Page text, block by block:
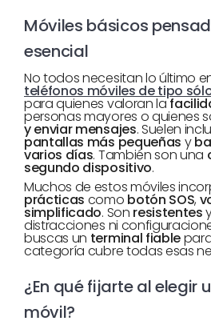
Móviles básicos
esencial
No todos necesitan lo último
teléfonos móviles de tipo
para quienes valoran la
personas mayores o quienes
y enviar mensajes. Suelen
pantallas más pequeñas y
varios días. También son una
segundo dispositivo.
Muchos de estos móviles
prácticas como botón SOS,
simplificado. Son resistentes
distracciones ni
buscas un terminal fiable
categoría cubre todas esas
¿En qué fijarte al elegir
móvil?